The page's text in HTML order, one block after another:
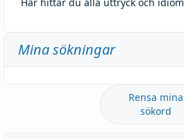
Mina sökningar
Rensa mina
sökord